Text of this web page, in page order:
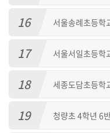
16 서울송례초등학
17 서울서일초등학
18 세종도담초등학
19 청량초 4학년 6